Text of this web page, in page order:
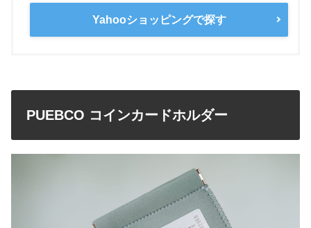
Yahooショッピングで探す
PUEBCO コインカードホルダー